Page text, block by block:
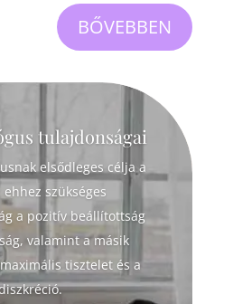
BŐVEBBEN
tulajdonságai
elsődleges célja a
ehhez szükséges
a pozitív beállítottság
valamint a másik
tisztelet és a